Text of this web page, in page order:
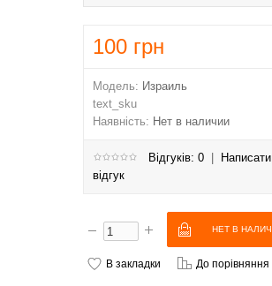
100 грн
Модель: Израиль
text_sku
Наявність: Нет в наличии
Відгуків: 0
Написати
відгук
В закладки До порівняння